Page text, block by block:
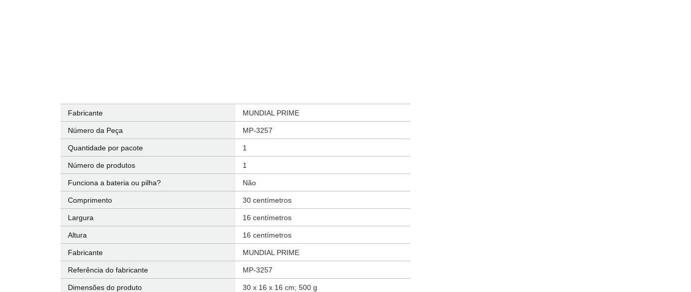
Fabricante ‎MUNDIAL PRIME
Número da Peça ‎MP-3257
Quantidade por pacote ‎1
Número de produtos ‎1
Funciona a bateria ou pilha? ‎Não
Comprimento ‎30 centímetros
Largura ‎16 centímetros
Altura ‎16 centímetros
Fabricante ‎MUNDIAL PRIME
Referência do fabricante ‎MP-3257
Dimensões do produto ‎30 x 16 x 16 cm; 500 g